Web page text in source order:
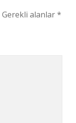
Gerekli alanlar*